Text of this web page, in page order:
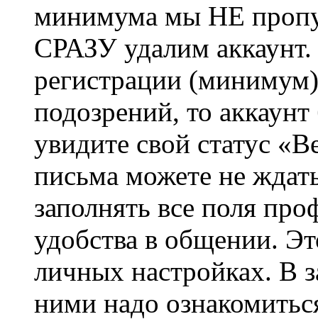
минимума мы НЕ
СРАЗУ удалим
регистрации
подозрений, то
увидите свой статус
письма можете не
заполнять все поля
удобства в общении.
личных настройках. В
ними надо